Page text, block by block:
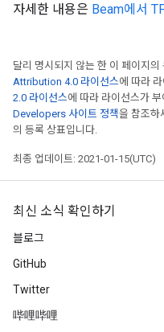
자세한 내용은 Beam에서
달리 명시되지 않는 한 이 페이지의
Attribution 4.0 라이선스에 따라
2.0 라이선스에 따라 라이선스가
Developers 사이트 정책을 참조하
의 등록 상표입니다.
최종 업데이트: 2021-01-15(UTC)
최신 소식 확인하기
블로그
GitHub
Twitter
哔哩哔哩